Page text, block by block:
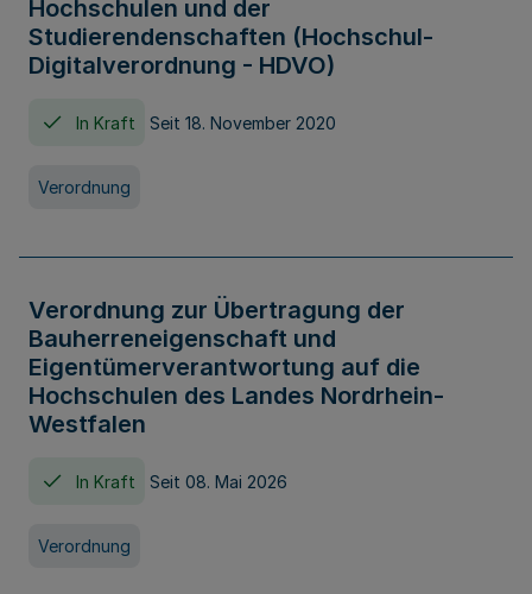
Hochschulen und der
Studierendenschaften (Hochschul-
Digitalverordnung - HDVO)
In Kraft Seit 18. November 2020
Verordnung
Verordnung zur Übertragung der
Bauherreneigenschaft und
Eigentümerverantwortung auf die
Hochschulen des Landes Nordrhein-
Westfalen
In Kraft Seit 08. Mai 2026
Verordnung